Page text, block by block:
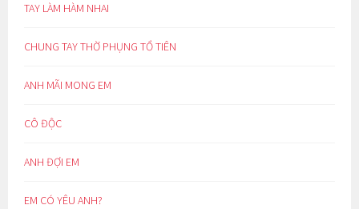
TAY LÀM HÀM NHAI
CHUNG TAY THỜ PHỤNG TỔ TIÊN
ANH MÃI MONG EM
CÔ ĐỘC
ANH ĐỢI EM
EM CÓ YÊU ANH?